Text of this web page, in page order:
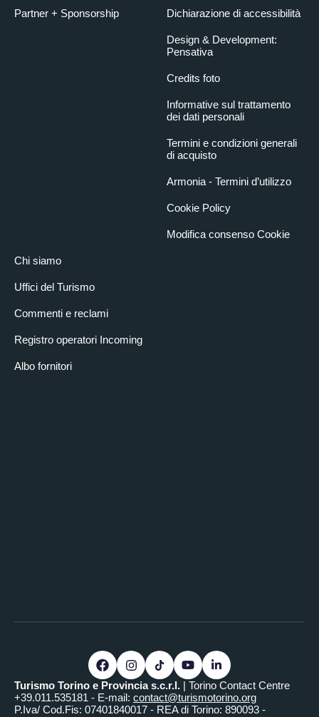
Partner + Sponsorship
Chi siamo
Uffici del Turismo
Commenti e reclami
Registro operatori Incoming
Albo fornitori
Dichiarazione di accessibilità
Design & Development:
Pensativa
Credits foto
Informative sul trattamento
dei dati personali
Termini e condizioni generali
di acquisto
Armonia - Termini d’utilizzo
Cookie Policy
Modifica consenso Cookie
Turismo Torino e Provincia s.c.r.l. | Torino Contact Centre
+39.011.535181 - E-mail: contact@turismotorino.org
P.Iva/ Cod.Fis: 07401840017 - REA di Torino: 890093 -